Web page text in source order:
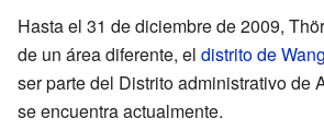
Hasta el 31 de diciembre de 2009,
de un área diferente, el distrito de
ser parte del Distrito administrativo de
se encuentra actualmente.